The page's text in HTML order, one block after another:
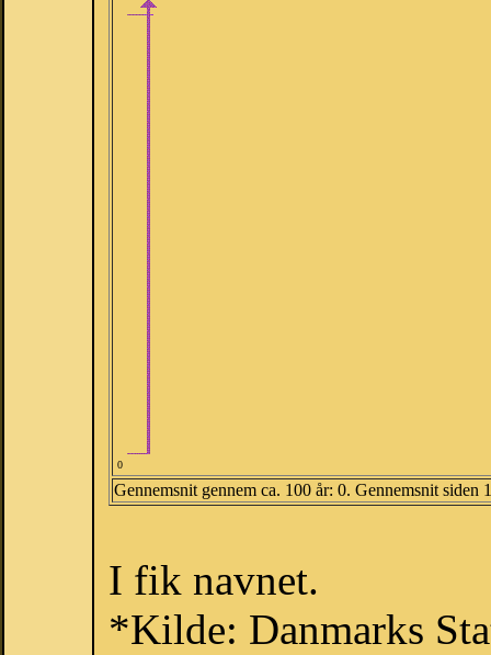
0
Gennemsnit gennem ca. 100 år: 0. Gennemsnit siden
I fik navnet.
*Kilde: Danmarks